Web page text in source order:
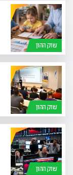
שוק ההון
שוק ההון
שוק ההון